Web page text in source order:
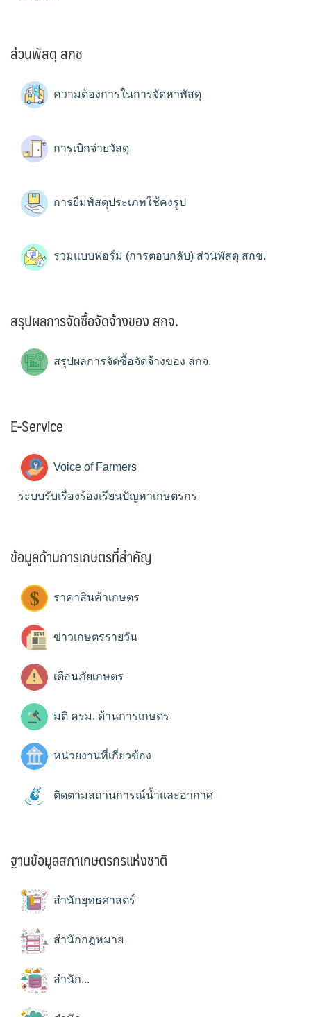
ส่วนพัสดุ สกช
ความต้องการในการจัดหาพัสดุ
การเบิกจ่ายวัสดุ
การยืมพัสดุประเภทใช้คงรูป
รวมแบบฟอร์ม (การตอบกลับ) ส่วนพัสดุ สกช.
สรุปผลการจัดซื้อจัดจ้างของ สกจ.
สรุปผลการจัดซื้อจัดจ้างของ สกจ.
E-Service
Voice of Farmers
ระบบรับเรื่องร้องเรียนปัญหาเกษตรกร
ข้อมูลด้านการเกษตรที่สำคัญ
ราคาสินค้าเกษตร
ข่าวเกษตรรายวัน
เตือนภัยเกษตร
มติ ครม. ด้านการเกษตร
หน่วยงานที่เกี่ยวข้อง
ติดตามสถานการณ์น้ำและอากาศ
ฐานข้อมูลสภาเกษตรกรแห่งชาติ
สำนักยุทธศาสตร์
สำนักกฎหมาย
สำนัก...